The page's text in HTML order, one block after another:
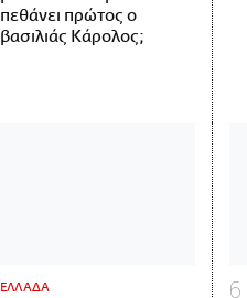
πεθάνει πρώτος ο
βασιλιάς Κάρολος;
ΕΛΛΑΔΑ